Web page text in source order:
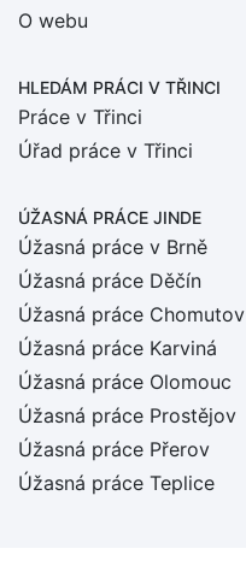
O webu
HLEDÁM PRÁCI V TŘINCI
Práce v Třinci
Úřad práce v Třinci
ÚŽASNÁ PRÁCE JINDE
Úžasná práce v Brně
Úžasná práce Děčín
Úžasná práce Chomutov
Úžasná práce Karviná
Úžasná práce Olomouc
Úžasná práce Prostějov
Úžasná práce Přerov
Úžasná práce Teplice